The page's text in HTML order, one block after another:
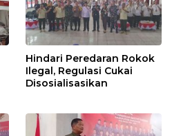
Hindari Peredaran Rokok
Ilegal, Regulasi Cukai
Disosialisasikan